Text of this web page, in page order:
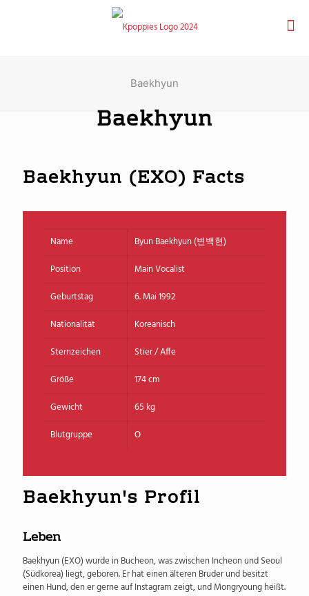
Baekhyun
Baekhyun
Baekhyun (EXO) Facts
Name
Byun Baekhyun (변백현)
Position
Main Vocalist
Geburtstag
6. Mai 1992
Nationalität
Koreanisch
Sternzeichen
Stier / Affe
Größe
174 cm
Gewicht
65 kg
Blutgruppe
O
Baekhyun's Profil
Leben
Baekhyun (EXO) wurde in Bucheon, was zwischen Incheon und Seoul
(Südkorea) liegt, geboren. Er hat einen älteren Bruder und besitzt
einen Hund, den er gerne auf Instagram zeigt, und Mongryoung heißt.